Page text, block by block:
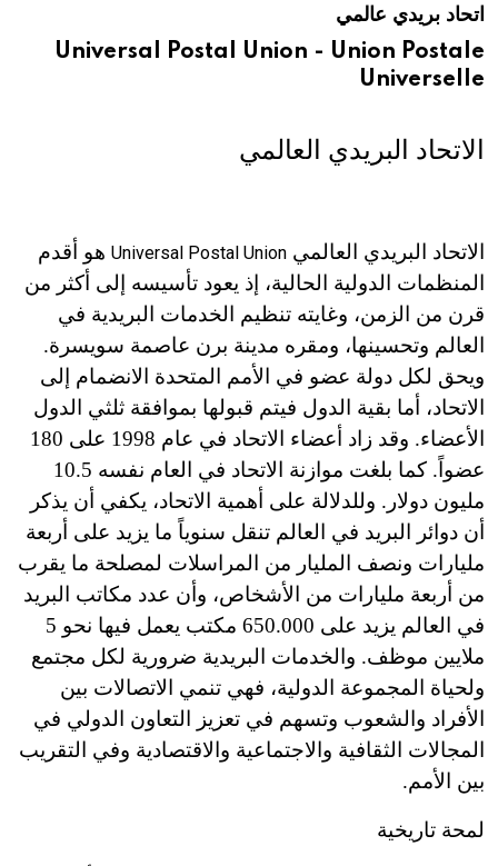
هيئة الموسوعة العربية تطلق موسوعات جديدة في عام 2026اتحاد بريدي عالمي
Universal Postal Union - Union Postale
Universelle
الاتحاد البريدي العالمي
الاتحاد البريدي العالمي Universal Postal Union هو أقدم
المنظمات الدولية الحالية، إذ يعود تأسيسه إلى أكثر من
قرن من الزمن، وغايته تنظيم الخدمات البريدية في
العالم وتحسينها، ومقره مدينة برن عاصمة سويسرة.
ويحق لكل دولة عضو في الأمم المتحدة الانضمام إلى
الاتحاد، أما بقية الدول فيتم قبولها بموافقة ثلثي الدول
الأعضاء. وقد زاد أعضاء الاتحاد في عام 1998 على 180
عضواً. كما بلغت موازنة الاتحاد في العام نفسه 10.5
مليون دولار. وللدلالة على أهمية الاتحاد، يكفي أن يذكر
أن دوائر البريد في العالم تنقل سنوياً ما يزيد على أربعة
مليارات ونصف المليار من المراسلات لمصلحة ما يقرب
من أربعة مليارات من الأشخاص، وأن عدد مكاتب البريد
في العالم يزيد على 650.000 مكتب يعمل فيها نحو 5
ملايين موظف. والخدمات البريدية ضرورية لكل مجتمع
ولحياة المجموعة الدولية، فهي تنمي الاتصالات بين
الأفراد والشعوب وتسهم في تعزيز التعاون الدولي في
المجالات الثقافية والاجتماعية والاقتصادية وفي التقريب
بين الأمم.
لمحة تاريخية